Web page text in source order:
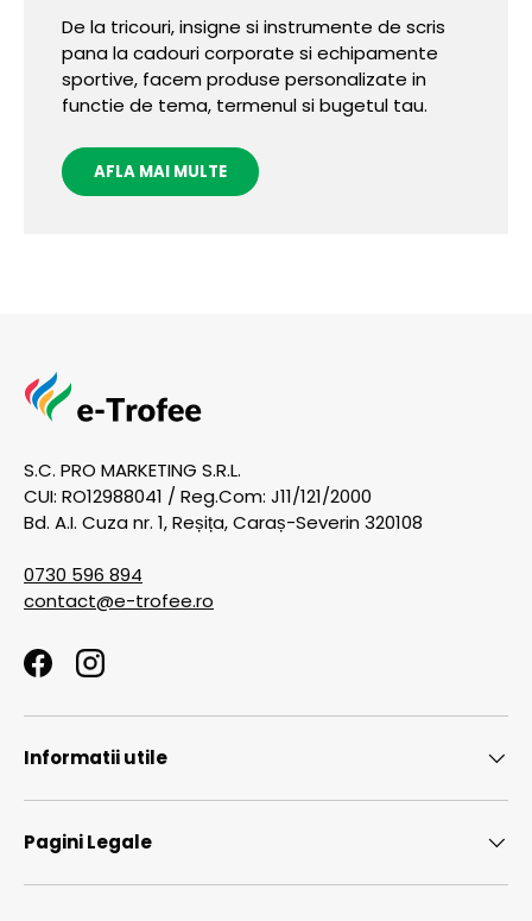
De la tricouri, insigne si instrumente de scris
pana la cadouri corporate si echipamente
sportive, facem produse personalizate in
functie de tema, termenul si bugetul tau.
AFLA MAI MULTE
S.C. PRO MARKETING S.R.L.
CUI: RO12988041 / Reg.Com: J11/121/2000
Bd. A.I. Cuza nr. 1, Reșița, Caraș-Severin 320108
0730 596 894
contact@e-trofee.ro
FacebookInstagram
Informatii utile
Pagini Legale